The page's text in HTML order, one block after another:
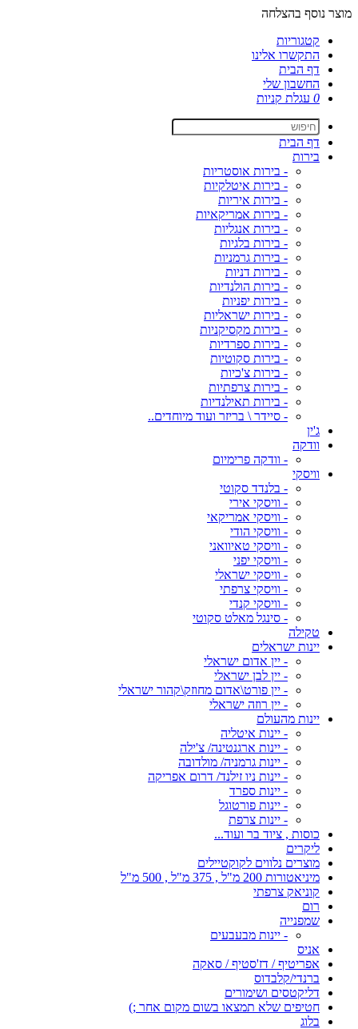
מוצר נוסף בהצלחה
קטגוריות
התקשרו אלינו
דף הבית
החשבון שלי
0 עגלת קניות
דף הבית
בירות
- בירות אוסטריות
- בירות איטלקיות
- בירות איריות
- בירות אמריקאיות
- בירות אנגליות
- בירות בלגיות
- בירות גרמניות
- בירות דניות
- בירות הולנדיות
- בירות יפניות
- בירות ישראליות
- בירות מקסיקניות
- בירות ספרדיות
- בירות סקוטיות
- בירות צ'כיות
- בירות צרפתיות
- בירות תאילנדיות
- סיידר \ בריזר ועוד מיוחדים..
ג'ין
וודקה
- וודקה פרימיום
וויסקי
- בלנדד סקוטי
- וויסקי אירי
- וויסקי אמריקאי
- וויסקי הודי
- וויסקי טאיוואני
- וויסקי יפני
- וויסקי ישראלי
- וויסקי צרפתי
- וויסקי קנדי
- סינגל מאלט סקוטי
טקילה
יינות ישראלים
- יין אדום ישראלי
- יין לבן ישראלי
- יין פורט\אדום מחוזק\קהור ישראלי
- יין רוזה ישראלי
יינות מהעולם
- יינות איטליה
- יינות ארגנטינה/ צ'ילה
- יינות גרמניה/ מולדובה
- יינות ניו זילנד/ דרום אפריקה
- יינות ספרד
- יינות פורטוגל
- יינות צרפת
כוסות , ציוד בר ועוד...
ליקרים
מוצרים נלווים לקוקטיילים
מיניאטורות 200 מ"ל , 375 מ"ל , 500 מ"ל
קוניאק צרפתי
רום
שמפנייה
- יינות מבעבעים
אניס
אפריטיף / דז'סטיף / סאקה
ברנדי/קלבדוס
דליקטסים ושימורים
חטיפים שלא תמצאו בשום מקום אחר ;)
בלוג